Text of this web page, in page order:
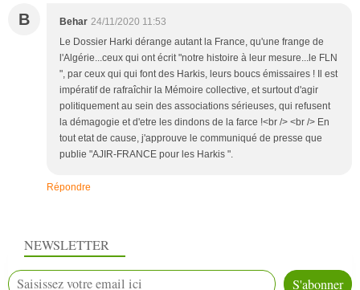
B Behar 24/11/2020 11:53
Le Dossier Harki dérange autant la France, qu'une frange de
l'Algérie...ceux qui ont écrit "notre histoire à leur mesure...le FLN
", par ceux qui qui font des Harkis, leurs boucs émissaires ! Il est
impératif de rafraîchir la Mémoire collective, et surtout d'agir
politiquement au sein des associations sérieuses, qui refusent
la démagogie et d'etre les dindons de la farce !<br /> <br /> En
tout etat de cause, j'approuve le communiqué de presse que
publie "AJIR-FRANCE pour les Harkis ".
Répondre
NEWSLETTER